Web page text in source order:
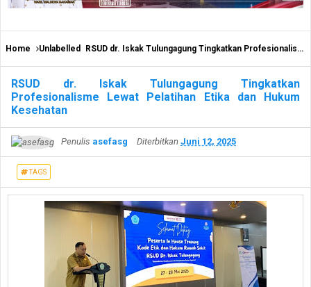
Home Unlabelled RSUD dr. Iskak Tulungagung Tingkatkan Profesionalisme Lewat Pelatihan Etika dan Hukum Kesehatan
RSUD dr. Iskak Tulungagung Tingkatkan
Profesionalisme Lewat Pelatihan Etika dan Hukum
Kesehatan
Penulis asefasg Diterbitkan Juni 12, 2025
TAGS